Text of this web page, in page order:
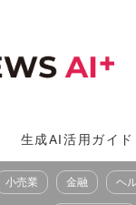
生成AI活用ガイド
小売業 金融 ヘ